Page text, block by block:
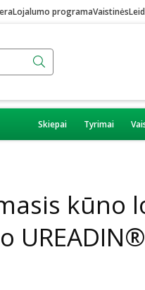
Lojalumo programaVaistinės
Skiepai Tyrimai
kūno